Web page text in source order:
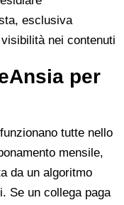
esclusiva
nei contenuti
per
tutte nello
mensile,
da un algoritmo
Se un collega paga